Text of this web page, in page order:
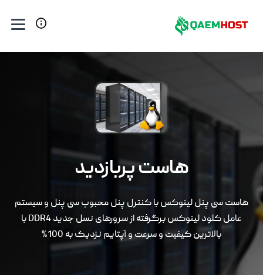
هاست پربازدید
هاست سی پنل لینوکس با کنترل پنل محبوب سی پنل و سیستم
عامل کلود لینوکس برگرفته از سرورهای نسل جدید DDR4 با
بالاترین کیفیت و سرعت و آپتایم نزدیک به 100%